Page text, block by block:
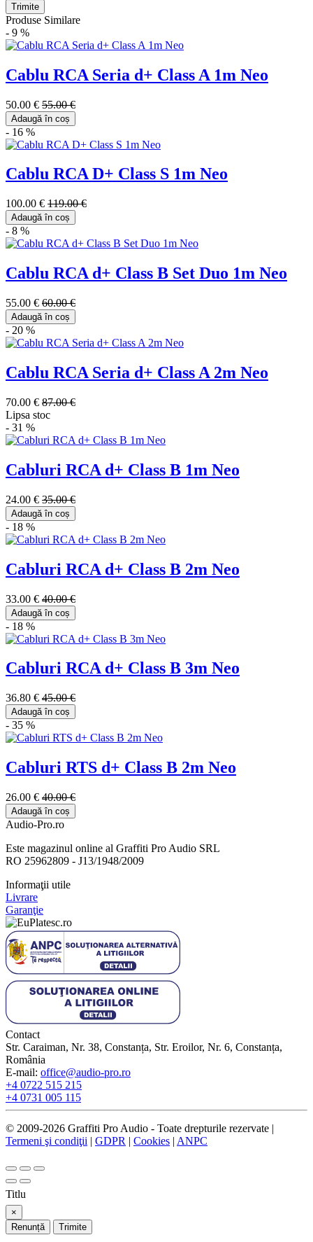
Trimite
Produse Similare
- 9 %
Cablu RCA Seria d+ Class A 1m Neo
50.00 € 55.00 €
Adaugă în coș
- 16 %
Cablu RCA D+ Class S 1m Neo
100.00 € 119.00 €
Adaugă în coș
- 8 %
Cablu RCA d+ Class B Set Duo 1m Neo
55.00 € 60.00 €
Adaugă în coș
- 20 %
Cablu RCA Seria d+ Class A 2m Neo
70.00 € 87.00 €
Lipsa stoc
- 31 %
Cabluri RCA d+ Class B 1m Neo
24.00 € 35.00 €
Adaugă în coș
- 18 %
Cabluri RCA d+ Class B 2m Neo
33.00 € 40.00 €
Adaugă în coș
- 18 %
Cabluri RCA d+ Class B 3m Neo
36.80 € 45.00 €
Adaugă în coș
- 35 %
Cabluri RTS d+ Class B 2m Neo
26.00 € 40.00 €
Adaugă în coș
Audio-Pro.ro
Este magazinul online al Graffiti Pro Audio SRL
RO 25962809 - J13/1948/2009
Informaţii utile
Livrare
Garanţie
Contact
Str. Caraiman, Nr. 38, Constanța, Str. Eroilor, Nr. 6, Constanța,
România
E-mail: office@audio-pro.ro
+4 0722 515 215
+4 0731 005 115
© 2009-2026 Graffiti Pro Audio - Toate drepturile rezervate |
Termeni şi condiţii | GDPR | Cookies | ANPC
Titlu
×
Renunță